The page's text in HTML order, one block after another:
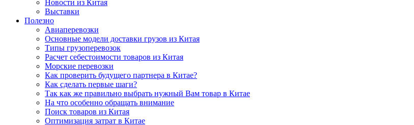
Новости из Китая
Выставки
Полезно
Авиаперевозки
Основные модели доставки грузов из Китая
Типы грузоперевозок
Расчет себестоимости товаров из Китая
Морские перевозки
Как проверить будущего партнера в Китае?
Как сделать первые шаги?
Так как же правильно выбрать нужный Вам товар в Китае
На что особенно обращать внимание
Поиск товаров из Китая
Оптимизация затрат в Китае